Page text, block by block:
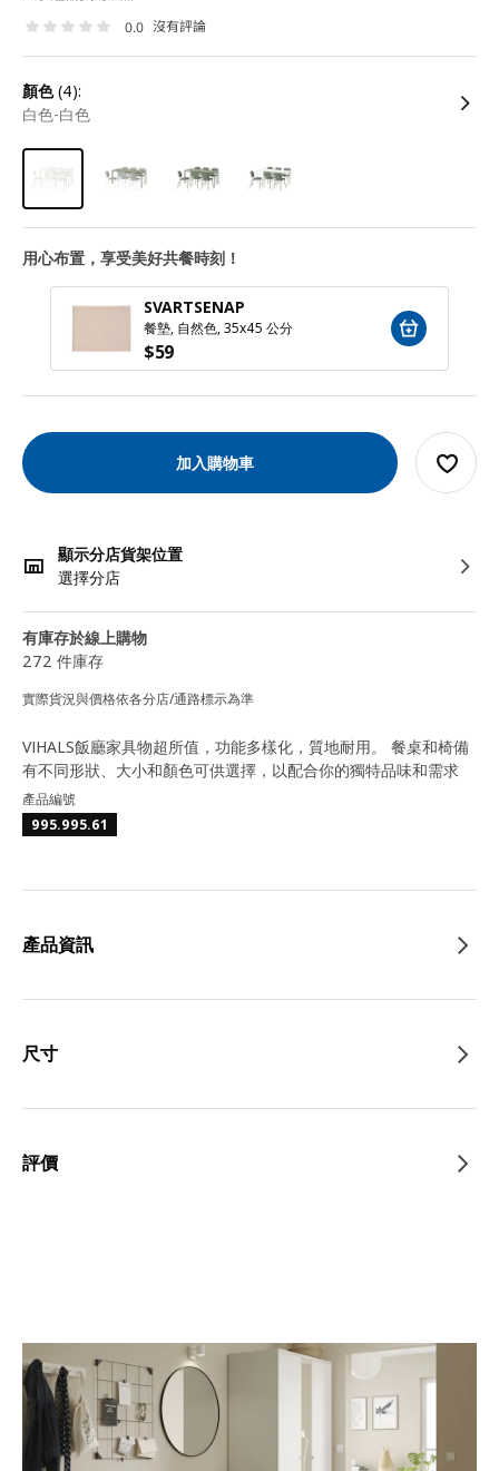
0.0 沒有評論
顏色(4):
白色-白色
用心布置，享受美好共餐時刻！
SVARTSENAP
餐墊, 自然色, 35x45 公分
$59
加入購物車
顯示分店貨架位置
選擇分店
有庫存於線上購物
272 件庫存
實際貨況與價格依各分店/通路標示為準
VIHALS飯廳家具物超所值，功能多樣化，質地耐用。 餐桌和椅備
有不同形狀、大小和顏色可供選擇，以配合你的獨特品味和需求
產品編號
995.995.61
產品資訊
尺寸
評價